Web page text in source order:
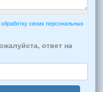
своих персональных
ответ на